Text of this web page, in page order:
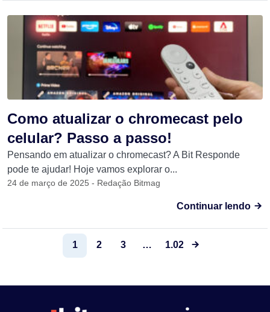
Como atualizar o chromecast pelo
celular? Passo a passo!
Pensando em atualizar o chromecast? A Bit Responde
pode te ajudar! Hoje vamos explorar o...
24 de março de 2025 - Redação Bitmag
Continuar lendo
1 2 3 … 1.028